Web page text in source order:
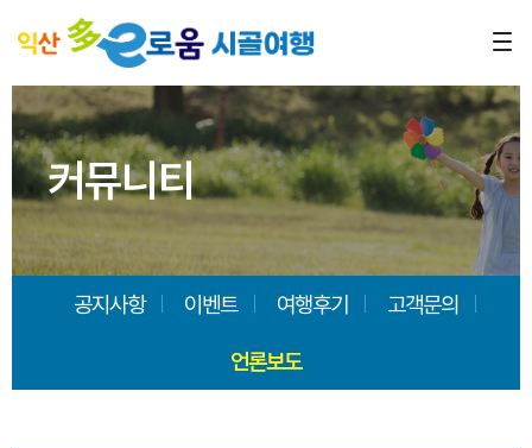
커뮤니티
공지사항 이벤트 여행후기 고객문의
언론보도